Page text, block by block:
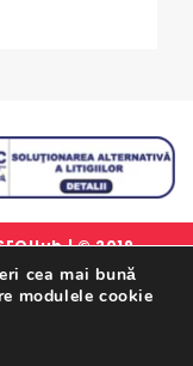
| © 2019
rezervate.
cea mai bună
modulele cookie